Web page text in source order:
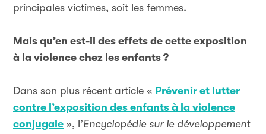
principales victimes, soit les femmes.
Mais qu’en est-il des effets de cette exposition
à la violence chez les enfants ?
Dans son plus récent article « Prévenir et lutter
contre l’exposition des enfants à la violence
conjugale », l’Encyclopédie sur le développement